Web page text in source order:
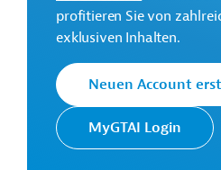
Nachhaltigkeit
Kennzeichnung von
profitieren Sie von
exklusiven Inhalten.
Neuen Account
MyGTAI Login